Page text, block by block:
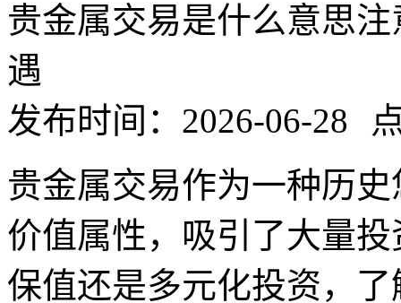
贵金属交易是什么意思
遇
发布时间：2026-06-28
贵金属交易作为一种历
价值属性，吸引了大量
保值还是多元化投资，